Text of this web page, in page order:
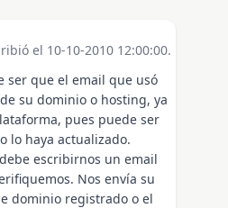
el 10-10-2010 12:00:00.
ser que el email que usó
su dominio o hosting, ya
pues puede ser
lo haya actualizado.
escribirnos un email
Nos envía su
dominio registrado o el